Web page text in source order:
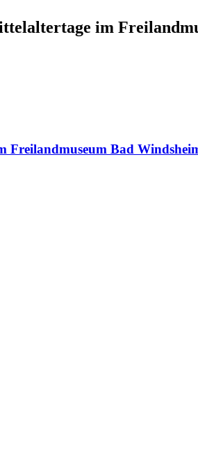
im
Freilandmuseum Bad